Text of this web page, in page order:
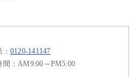
0120-141147
間：AM9:00～PM5:00